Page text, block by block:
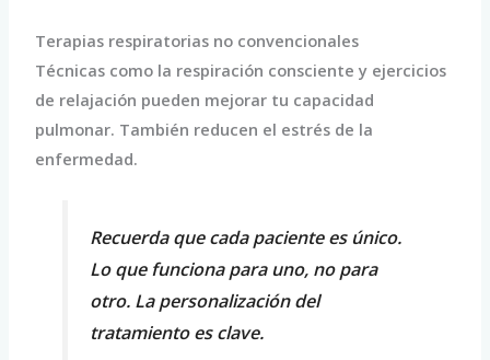
Terapias respiratorias no convencionales
Técnicas como la respiración consciente y ejercicios
de relajación pueden mejorar tu capacidad
pulmonar. También reducen el estrés de la
enfermedad.
Recuerda que cada paciente es único.
Lo que funciona para uno, no para
otro. La personalización del
tratamiento es clave.